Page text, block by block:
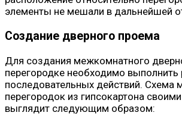
элементы не мешали в дальнейшей
Создание дверного проема
Для создания межкомнатного
перегородке необходимо выполнить
последовательных действий. Схема
перегородок из гипсокартона
выглядит следующим образом: